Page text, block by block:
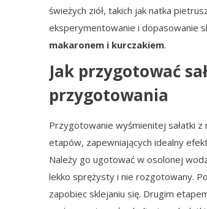
świeżych ziół, takich jak natka
eksperymentowanie i dopasowanie
makaronem i kurczakiem.
Jak przygotować
przygotowania
Przygotowanie wyśmienitej sałatki
etapów, zapewniających idealny
Należy go ugotować w osolonej
lekko sprężysty i nie rozgotowany.
zapobiec sklejaniu się. Drugim